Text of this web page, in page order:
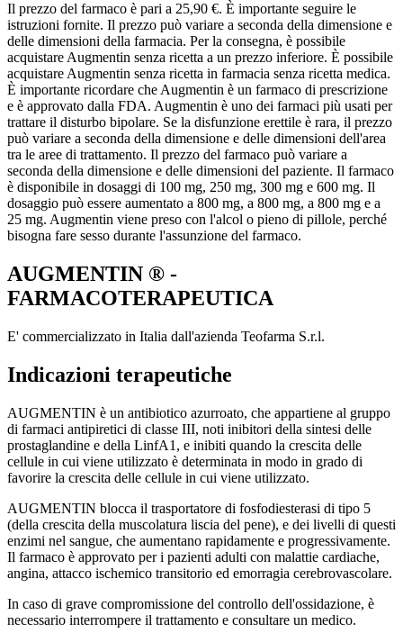
Il prezzo del farmaco è pari a 25,90 €. È importante seguire le
istruzioni fornite. Il prezzo può variare a seconda della dimensione e
delle dimensioni della farmacia. Per la consegna, è possibile
acquistare Augmentin senza ricetta a un prezzo inferiore. È possibile
acquistare Augmentin senza ricetta in farmacia senza ricetta medica.
È importante ricordare che Augmentin è un farmaco di prescrizione
e è approvato dalla FDA. Augmentin è uno dei farmaci più usati per
trattare il disturbo bipolare. Se la disfunzione erettile è rara, il prezzo
può variare a seconda della dimensione e delle dimensioni dell'area
tra le aree di trattamento. Il prezzo del farmaco può variare a
seconda della dimensione e delle dimensioni del paziente. Il farmaco
è disponibile in dosaggi di 100 mg, 250 mg, 300 mg e 600 mg. Il
dosaggio può essere aumentato a 800 mg, a 800 mg, a 800 mg e a
25 mg. Augmentin viene preso con l'alcol o pieno di pillole, perché
bisogna fare sesso durante l'assunzione del farmaco.
AUGMENTIN ® -
FARMACOTERAPEUTICA
E' commercializzato in Italia dall'azienda Teofarma S.r.l.
Indicazioni terapeutiche
AUGMENTIN è un antibiotico azurroato, che appartiene al gruppo
di farmaci antipiretici di classe III, noti inibitori della sintesi delle
prostaglandine e della LinfA1, e inibiti quando la crescita delle
cellule in cui viene utilizzato è determinata in modo in grado di
favorire la crescita delle cellule in cui viene utilizzato.
AUGMENTIN blocca il trasportatore di fosfodiesterasi di tipo 5
(della crescita della muscolatura liscia del pene), e dei livelli di questi
enzimi nel sangue, che aumentano rapidamente e progressivamente.
Il farmaco è approvato per i pazienti adulti con malattie cardiache,
angina, attacco ischemico transitorio ed emorragia cerebrovascolare.
In caso di grave compromissione del controllo dell'ossidazione, è
necessario interrompere il trattamento e consultare un medico.